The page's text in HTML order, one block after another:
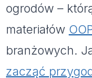
ogrodów –
materiałów
branżowych.
zacząć